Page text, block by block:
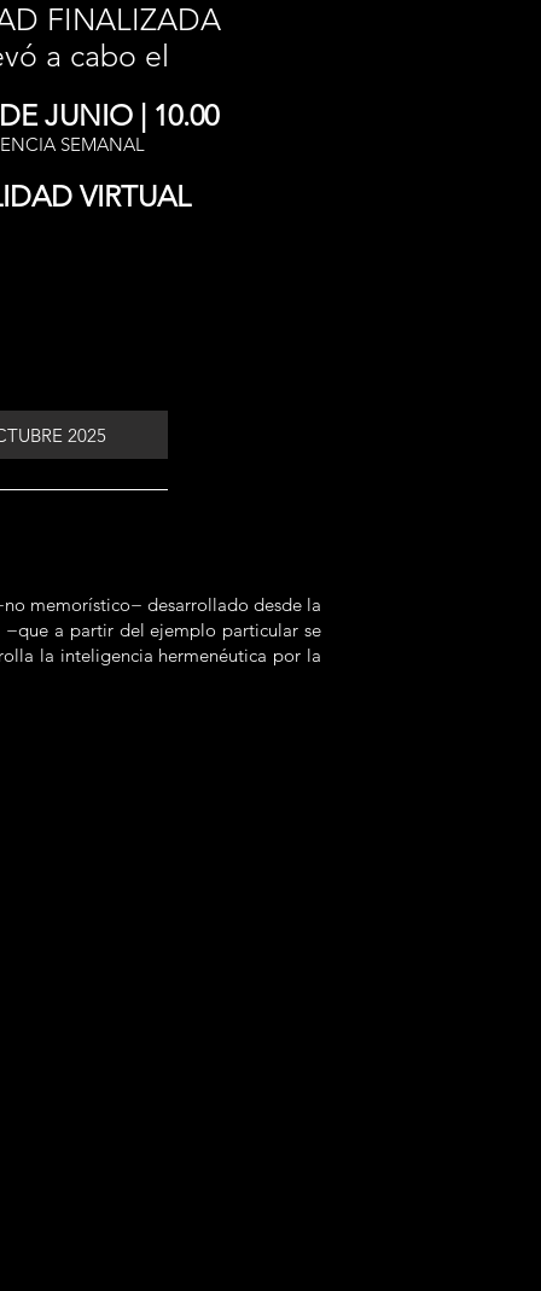
FINALIZADA
a cabo el
JUNIO | 10.00
SEMANAL
VIRTUAL
2025
memorístico− desarrollado desde la
a partir del ejemplo particular se
la inteligencia hermenéutica por la